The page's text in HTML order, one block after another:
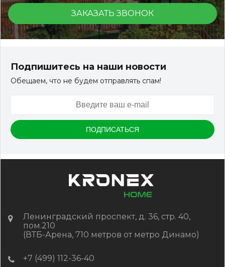
150*25*3000 мм
КУПИТЬ
ЗАКАЗАТЬ ЗВОНОК
Подпишитесь на наши новости
Обещаем, что не будем отправлять спам!
Ленинградский проспект, д. 36, стр. 40,
пом.210
(ВТБ-Арена, 710 метров от метро Динамо)
+7 (499) 112-36-40